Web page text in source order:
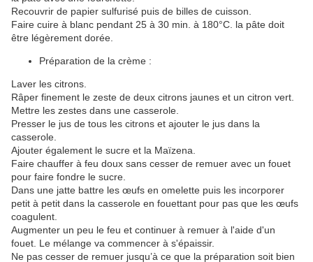
Recouvrir de papier sulfurisé puis de billes de cuisson.
Faire cuire à blanc pendant 25 à 30 min. à 180°C. la pâte doit
être légèrement dorée.
Préparation de la crème :
Laver les citrons.
Râper finement le zeste de deux citrons jaunes et un citron vert.
Mettre les zestes dans une casserole.
Presser le jus de tous les citrons et ajouter le jus dans la
casserole.
Ajouter également le sucre et la Maïzena.
Faire chauffer à feu doux sans cesser de remuer avec un fouet
pour faire fondre le sucre.
Dans une jatte battre les œufs en omelette puis les incorporer
petit à petit dans la casserole en fouettant pour pas que les œufs
coagulent.
Augmenter un peu le feu et continuer à remuer à l'aide d'un
fouet. Le mélange va commencer à s'épaissir.
Ne pas cesser de remuer jusqu’à ce que la préparation soit bien